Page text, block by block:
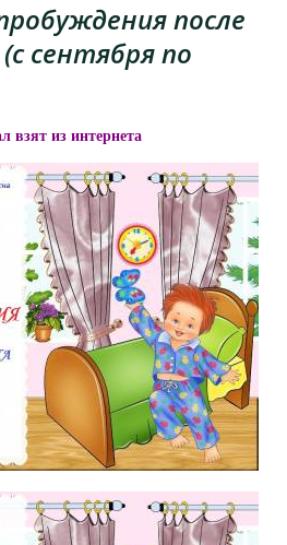
после
сентября по
взят из интернета